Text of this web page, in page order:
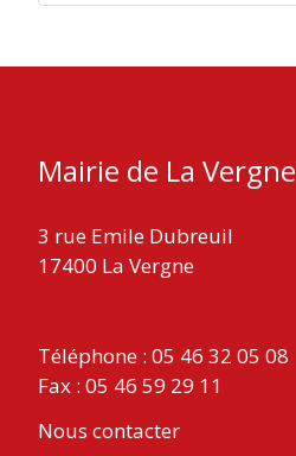
Mairie de La Vergne
3 rue Emile Dubreuil
17400 La Vergne
Téléphone : 05 46 32 05 08
Fax : 05 46 59 29 11
Nous contacter